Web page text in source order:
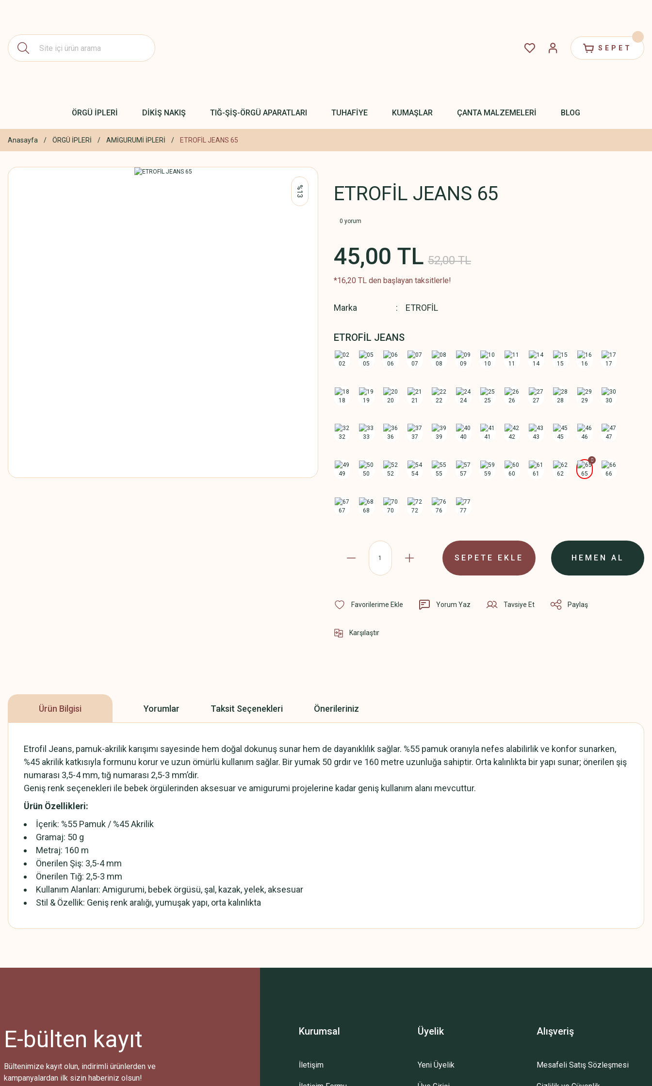
SEPET
ÖRGÜ İPLERİ DİKİŞ NAKIŞ TIĞ-ŞİŞ-ÖRGÜ APARATLARI TUHAFİYE KUMAŞLAR ÇANTA MALZEMELERİ BLOG
Anasayfa ÖRGÜ İPLERİ AMİGURUMİ İPLERİ ETROFİL JEANS 65
%13 ETROFİL JEANS 65
0 yorum
45,00 TL 52,00 TL
*16,20 TL den başlayan taksitlerle!
Marka ETROFİL
ETROFİL JEANS
SEPETE EKLE HEMEN AL
Yorum Yaz Tavsiye Et Paylaş
Karşılaştır
Ürün Bilgisi Yorumlar Taksit Seçenekleri Önerileriniz
Etrofil Jeans, pamuk-akrilik karışımı sayesinde hem doğal dokunuş sunar hem de dayanıklılık sağlar. %55 pamuk oranıyla nefes alabilirlik ve konfor sunarken,
%45 akrilik katkısıyla formunu korur ve uzun ömürlü kullanım sağlar. Bir yumak 50 grdır ve 160 metre uzunluğa sahiptir. Orta kalınlıkta bir yapı sunar; önerilen şiş
numarası 3,5-4 mm, tığ numarası 2,5-3 mm’dir.
Geniş renk seçenekleri ile bebek örgülerinden aksesuar ve amigurumi projelerine kadar geniş kullanım alanı mevcuttur.
Ürün Özellikleri:
İçerik: %55 Pamuk / %45 Akrilik
Gramaj: 50 g
Metraj: 160 m
Önerilen Şiş: 3,5-4 mm
Önerilen Tığ: 2,5-3 mm
Kullanım Alanları: Amigurumi, bebek örgüsü, şal, kazak, yelek, aksesuar
Stil & Özellik: Geniş renk aralığı, yumuşak yapı, orta kalınlıkta
Bu ürüne ilk yorumu siz yapın!
Bu ürüne benzer farklı alternatifler olmalı.
E-bülten kayıt
Bültenimize kayıt olun, indirimli ürünlerden ve
kampanyalardan ilk sizin haberiniz olsun!
Kurumsal
İletişim
Üyelik
Yeni Üyelik
Alışveriş
Mesafeli Satış Sözleşmesi